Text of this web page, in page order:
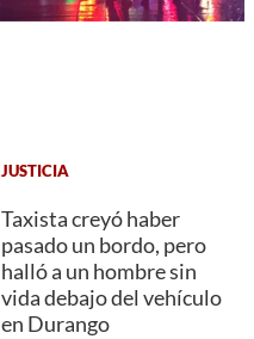
JUSTICIA
Taxista creyó haber
pasado un bordo, pero
halló a un hombre sin
vida debajo del vehículo
en Durango